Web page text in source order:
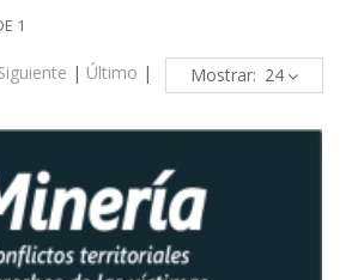
1
| Último | Mostrar: